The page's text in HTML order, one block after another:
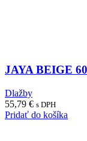
JAYA BEIGE
Dlažby
55,79 € s DPH
Pridať do košíka